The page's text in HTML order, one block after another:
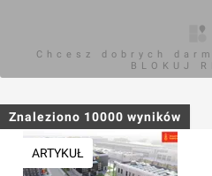
Chcesz dobrych
BLOKUJ
Znaleziono 10000 wyników
ARTYKUŁ